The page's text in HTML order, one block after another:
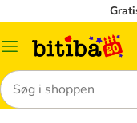
Menu
Søg